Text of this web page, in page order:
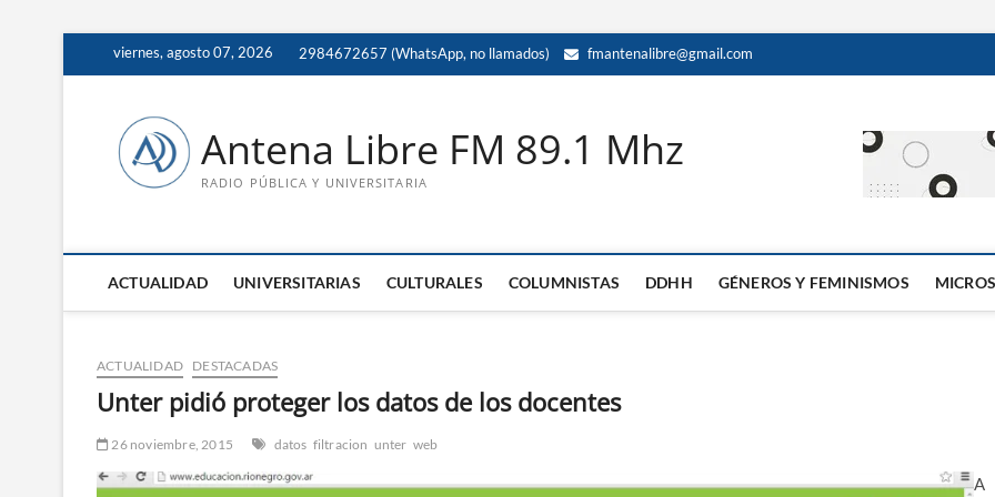
viernes, agosto 07, 2026 2984672657 (WhatsApp, no llamados) fmantenalibre@gmail.com
Antena Libre FM 89.1 Mhz
RADIO PÚBLICA Y UNIVERSITARIA
ACTUALIDAD UNIVERSITARIAS CULTURALES COLUMNISTAS DDHH GÉNEROS Y FEMINISMOS MICROS
ACTUALIDAD DESTACADAS
Unter pidió proteger los datos de los docentes
26 noviembre, 2015 datos filtracion unter web
A